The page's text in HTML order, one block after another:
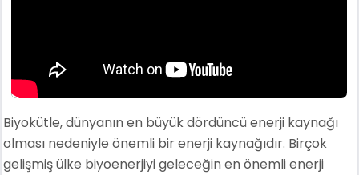
Biyokütle, dünyanın en büyük dördüncü enerji kaynağı
olması nedeniyle önemli bir enerji kaynağıdır. Birçok
gelişmiş ülke biyoenerjiyi geleceğin en önemli enerji